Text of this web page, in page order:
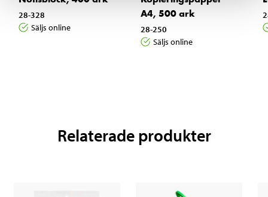
28-328
Säljs online
A4, 500 ark
28-250
Säljs online
Relaterade produkter